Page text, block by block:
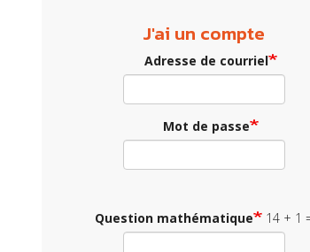
J'ai un compte
Adresse de courriel
Mot de passe
Question mathématique 14 + 1